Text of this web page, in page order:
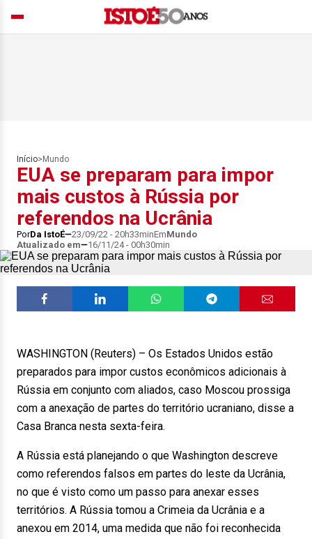
Início> Mundo
EUA se preparam para impor
mais custos à Rússia por
referendos na Ucrânia
PorDa IstoÉ 23/09/22 - 20h33minEmMundo
Atualizado em
16/11/24 - 00h30min
WASHINGTON (Reuters) – Os Estados Unidos estão
preparados para impor custos econômicos adicionais à
Rússia em conjunto com aliados, caso Moscou prossiga
com a anexação de partes do território ucraniano, disse a
Casa Branca nesta sexta-feira.
A Rússia está planejando o que Washington descreve
como referendos falsos em partes do leste da Ucrânia,
no que é visto como um passo para anexar esses
territórios. A Rússia tomou a Crimeia da Ucrânia e a
anexou em 2014, uma medida que não foi reconhecida